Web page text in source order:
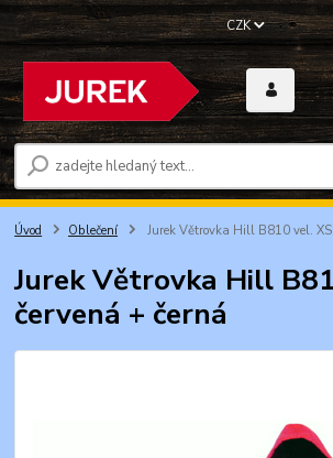
CZK
Úvod Oblečení Jurek Větrovka Hill B810 vel.
Jurek Větrovka Hill
červená + černá